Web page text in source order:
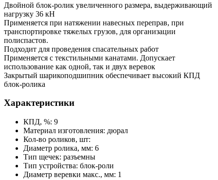
Двойной блок-ролик увеличенного размера, выдерживающий
нагрузку 36 кН
Применяется при натяжении навесных переправ, при
транспортировке тяжелых грузов, для организации
полиспастов.
Подходит для проведения спасательных работ
Применяется с текстильными канатами. Допускает
использование как одной, так и двух веревок
Закрытый шарикоподшипник обеспечивает высокий КПД
блок-ролика
Характеристики
КПД, %: 9
Материал изготовления: дюрал
Кол-во роликов, шт:
Диаметр ролика, мм: 6
Тип щечек: разъемны
Тип устройства: блок-роли
Диаметр веревки макс., мм: 1